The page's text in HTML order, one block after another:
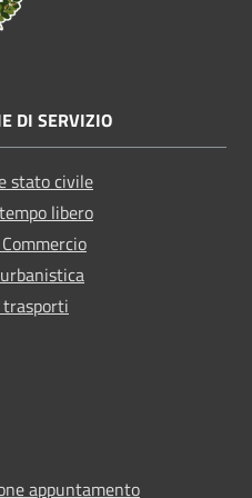
DI SERVIZIO
stato civile
libero
appuntamento